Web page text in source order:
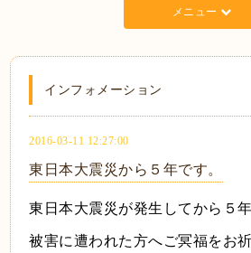
メニュー
インフォメーション
2016-03-11 12:27:00
東日本大震災から５年です。
東日本大震災が発生してから５
被害に遭われた方へご冥福をお